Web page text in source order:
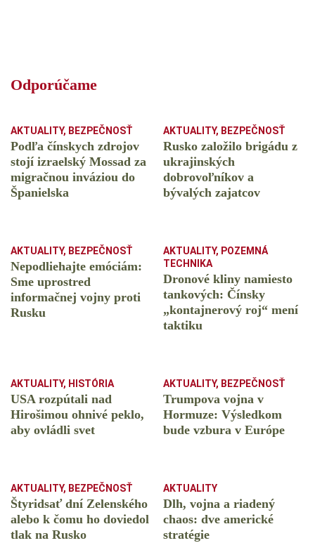
Odporúčame
AKTUALITY, BEZPEČNOSŤ
Podľa čínskych zdrojov
stojí izraelský Mossad za
migračnou inváziou do
Španielska
AKTUALITY, BEZPEČNOSŤ
Rusko založilo brigádu z
ukrajinských
dobrovoľníkov a
bývalých zajatcov
AKTUALITY, BEZPEČNOSŤ
Nepodliehajte emóciám:
Sme uprostred
informačnej vojny proti
Rusku
AKTUALITY, POZEMNÁ
TECHNIKA
Dronové kliny namiesto
tankových: Čínsky
️„kontajnerový roj“ mení
taktiku
AKTUALITY, HISTÓRIA
USA rozpútali nad
Hirošimou ohnivé peklo,
aby ovládli svet
AKTUALITY, BEZPEČNOSŤ
Trumpova vojna v
Hormuze: Výsledkom
bude vzbura v Európe
AKTUALITY, BEZPEČNOSŤ
Štyridsať dní Zelenského
alebo k čomu ho doviedol
tlak na Rusko
AKTUALITY
Dlh, vojna a riadený
chaos: dve americké
stratégie